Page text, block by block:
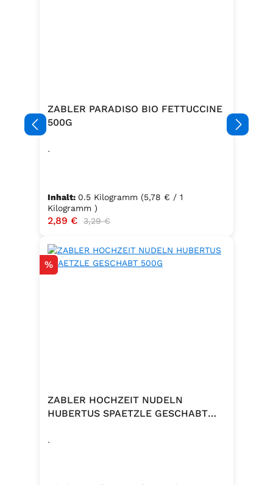
ZABLER PARADISO BIO FETTUCCINE
500G
.
Inhalt: 0.5 Kilogramm (5,78 € / 1
Kilogramm )
Verkaufspreis:
2,89 € Regulärer Preis:
3,29 €
Rabatt
%
ZABLER HOCHZEIT NUDELN
HUBERTUS SPAETZLE GESCHABT
.